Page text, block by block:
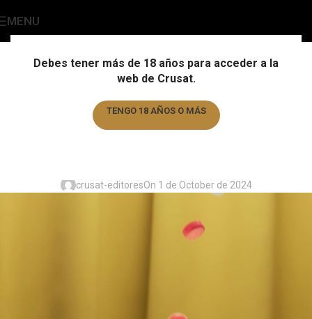
Debes tener más de 18 años para acceder a la
web de Crusat.
TENGO 18 AÑOS O MÁS
MENU Blog Cervecero
Crusat colabora con la
Fundación Catalana para la
crusat-editoresOn 1 de October de 2024